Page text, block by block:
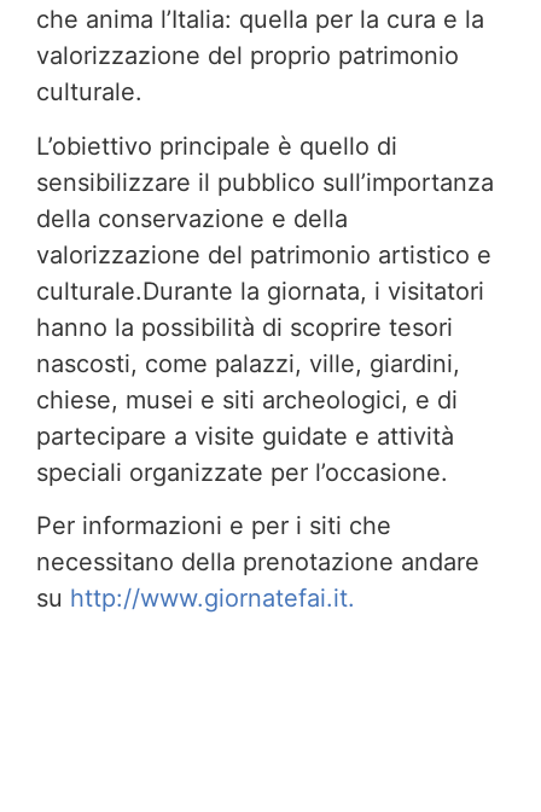
che anima l’Italia: quella per la cura e la
valorizzazione del proprio patrimonio
culturale.
L’obiettivo principale è quello di
sensibilizzare il pubblico sull’importanza
della conservazione e della
valorizzazione del patrimonio artistico e
culturale.Durante la giornata, i visitatori
hanno la possibilità di scoprire tesori
nascosti, come palazzi, ville, giardini,
chiese, musei e siti archeologici, e di
partecipare a visite guidate e attività
speciali organizzate per l’occasione.
Per informazioni e per i siti che
necessitano della prenotazione andare
su http://www.giornatefai.it.